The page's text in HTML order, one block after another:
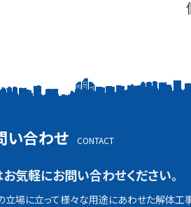
い合わせ
気軽にお問い合わせください。
立場に立って様々な用途にあわせた解体工